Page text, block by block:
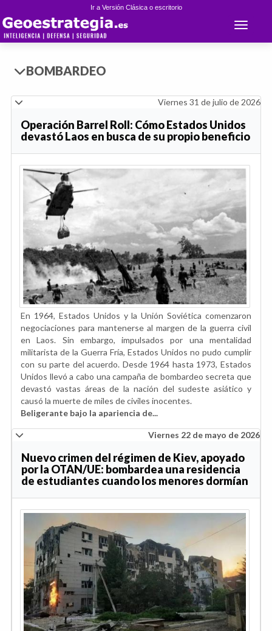
Ir a Versión Clásica o escritorio
Toggle
BOMBARDEO
Viernes 31 de julio de 2026
Operación Barrel Roll: Cómo Estados Unidos
devastó Laos en busca de su propio beneficio
En 1964, Estados Unidos y la Unión Soviética comenzaron
negociaciones para mantenerse al margen de la guerra civil
en Laos. Sin embargo, impulsados por una mentalidad
militarista de la Guerra Fría, Estados Unidos no pudo cumplir
con su parte del acuerdo. Desde 1964 hasta 1973, Estados
Unidos llevó a cabo una campaña de bombardeo secreta que
devastó vastas áreas de la nación del sudeste asiático y
causó la muerte de miles de civiles inocentes.
Beligerante bajo la apariencia de...
Viernes 22 de mayo de 2026
Nuevo crimen del régimen de Kiev, apoyado
por la OTAN/UE: bombardea una residencia
de estudiantes cuando los menores dormían